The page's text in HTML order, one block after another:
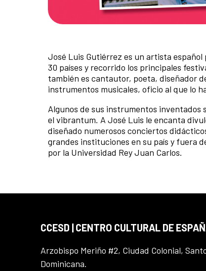
José Luis Gutiérrez es un artista
30 países y recorrido los principales
también es cantautor, poeta, diseñador
instrumentos musicales, oficio al que lo
Algunos de sus instrumentos inventados
el vibrantum. A José Luis le encanta
diseñado numerosos conciertos
grandes instituciones en su país y fuera
por la Universidad Rey Juan Carlos.
CCESD | CENTRO CULTURAL DE
Arzobispo Meriño #2, Ciudad Colonial,
Dominicana.